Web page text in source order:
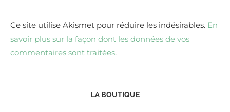
Ce site utilise Akismet pour réduire les indésirables. En
savoir plus sur la façon dont les données de vos
commentaires sont traitées.
LA BOUTIQUE